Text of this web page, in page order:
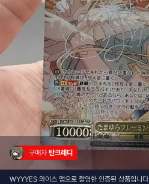
구매자 탄크레디
WYYYES 와이스 앱으로 촬영한 인증된 상품입니다